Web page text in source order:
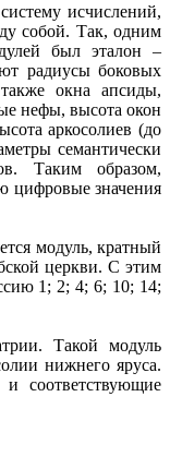
исчислений,
собой. Так, одним
был эталон –
радиусы боковых
окна апсиды,
нефы, высота окон
аркосолиев (до
семантически
Таким образом,
цифровые значения
модуль, кратный
церкви. С этим
1; 2; 4; 6; 10; 14;
Такой модуль
нижнего яруса.
и соответствующие